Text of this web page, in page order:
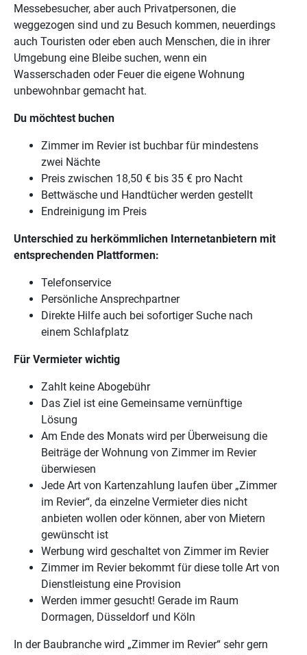
Messebesucher, aber auch Privatpersonen, die
weggezogen sind und zu Besuch kommen, neuerdings
auch Touristen oder eben auch Menschen, die in ihrer
Umgebung eine Bleibe suchen, wenn ein
Wasserschaden oder Feuer die eigene Wohnung
unbewohnbar gemacht hat.
Du möchtest buchen
Zimmer im Revier ist buchbar für mindestens
zwei Nächte
Preis zwischen 18,50 € bis 35 € pro Nacht
Bettwäsche und Handtücher werden gestellt
Endreinigung im Preis
Unterschied zu herkömmlichen Internetanbietern mit
entsprechenden Plattformen:
Telefonservice
Persönliche Ansprechpartner
Direkte Hilfe auch bei sofortiger Suche nach
einem Schlafplatz
Für Vermieter wichtig
Zahlt keine Abogebühr
Das Ziel ist eine Gemeinsame vernünftige
Lösung
Am Ende des Monats wird per Überweisung die
Beiträge der Wohnung von Zimmer im Revier
überwiesen
Jede Art von Kartenzahlung laufen über „Zimmer
im Revier“, da einzelne Vermieter dies nicht
anbieten wollen oder können, aber von Mietern
gewünscht ist
Werbung wird geschaltet von Zimmer im Revier
Zimmer im Revier bekommt für diese tolle Art von
Dienstleistung eine Provision
Werden immer gesucht! Gerade im Raum
Dormagen, Düsseldorf und Köln
In der Baubranche wird „Zimmer im Revier“ sehr gern